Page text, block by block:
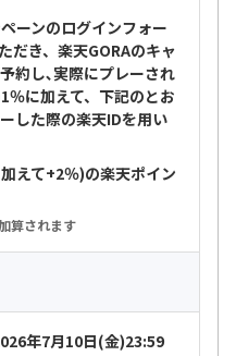
ーンのログインフォー
だき、楽天GORAのキャ
約し､実際にプレーされ
％に加えて、下記のとお
した際の楽天IDを用い
えて+2％)の楽天ポイン
算されます
年7月10日(金)23:59